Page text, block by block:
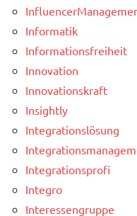
Informatik
Informationsfreiheit
Innovation
Innovationskraft
Insightly
Integrationslösung
Integrationsprofi
Integro
Interessengruppe